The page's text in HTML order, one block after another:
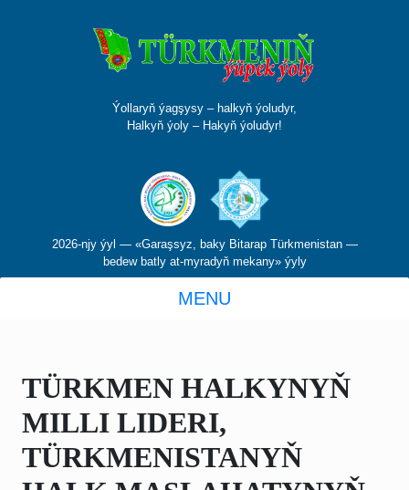
Ýollaryň ýagşysy – halkyň ýoludyr,
Halkyň ýoly – Hakyň ýoludyr!
2026-njy ýyl — «Garaşsyz, baky Bitarap Türkmenistan —
bedew batly at-myradyň mekany» ýyly
MENU
TÜRKMEN HALKYNYŇ
MILLI LIDERI,
TÜRKMENISTANYŇ